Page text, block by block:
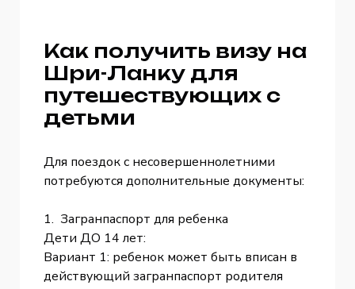
Как получить визу на
Шри-Ланку для
путешествующих с
детьми
Для поездок с несовершеннолетними
потребуются дополнительные документы:
1. Загранпаспорт для ребенка
Дети ДО 14 лет:
Вариант 1: ребенок может быть вписан в
действующий загранпаспорт родителя